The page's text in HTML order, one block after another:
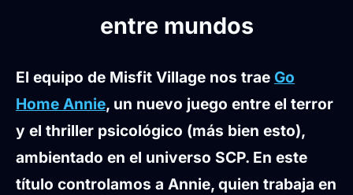
entre mundos
El equipo de Misfit Village nos trae Go
Home Annie, un nuevo juego entre el terror
y el thriller psicológico (más bien esto),
ambientado en el universo SCP. En este
título controlamos a Annie, quien trabaja en